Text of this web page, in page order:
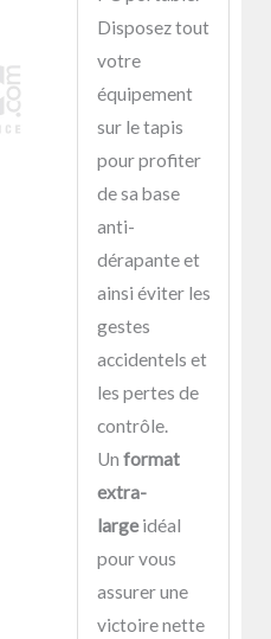
Disposez tout
votre
équipement
sur le tapis
pour profiter
de sa base
anti-
dérapante et
ainsi éviter les
gestes
accidentels et
les pertes de
contrôle.
Un format
extra-
largeidéal
pour vous
assurer une
victoire nette